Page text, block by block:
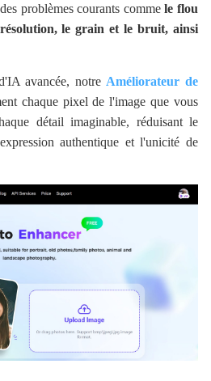
problèmes courants commele flou
le grain et le bruit, ainsi
avancée, notre Améliorateur de
chaque pixel de l'image que vous
détail imaginable, réduisant le
authentique et l'unicité de